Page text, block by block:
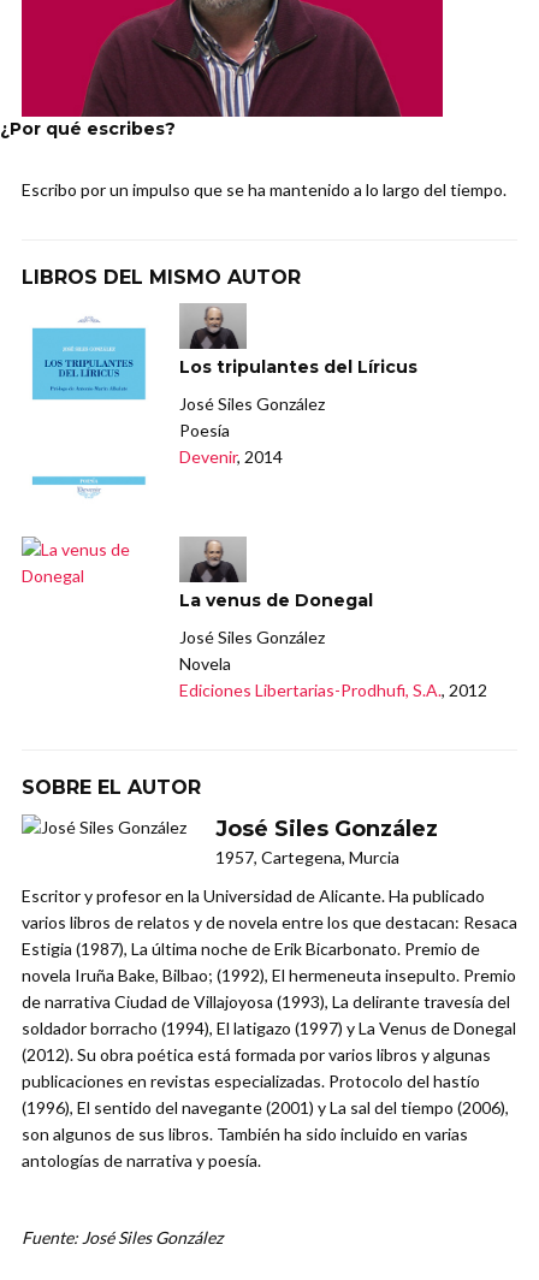
¿Por qué escribes?
Escribo por un impulso que se ha mantenido a lo largo del tiempo.
LIBROS DEL MISMO AUTOR
Los tripulantes del Líricus
José Siles González
Poesía
Devenir, 2014
La venus de Donegal
José Siles González
Novela
Ediciones Libertarias-Prodhufi, S.A., 2012
SOBRE EL AUTOR
José Siles González
1957, Cartegena, Murcia
Escritor y profesor en la Universidad de Alicante. Ha publicado
varios libros de relatos y de novela entre los que destacan: Resaca
Estigia (1987), La última noche de Erik Bicarbonato. Premio de
novela Iruña Bake, Bilbao; (1992), El hermeneuta insepulto. Premio
de narrativa Ciudad de Villajoyosa (1993), La delirante travesía del
soldador borracho (1994), El latigazo (1997) y La Venus de Donegal
(2012). Su obra poética está formada por varios libros y algunas
publicaciones en revistas especializadas. Protocolo del hastío
(1996), El sentido del navegante (2001) y La sal del tiempo (2006),
son algunos de sus libros. También ha sido incluido en varias
antologías de narrativa y poesía.
Fuente: José Siles González